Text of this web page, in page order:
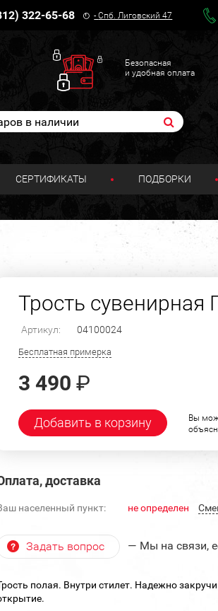
322-65-68 -Спб. Лиговский 47
Безопасная
и удобная оплата
СЕРТИФИКАТЫ ПОДБОРКИ
Трость сувенирная
Артикул: 04100024
Бесплатная примерка
3 490 ₽
Добавить в корзину
Вы
доставка
населенный пункт: не определен
Задать вопрос — Мы на связи,
полая. Внутри стилет. Надежно